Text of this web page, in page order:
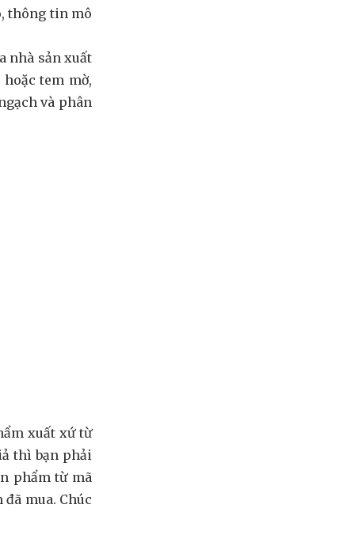
thông tin mô
nhà sản xuất
tem mờ,
và phân
xuất xứ từ
thì bạn phải
phẩm từ mã
mua. Chúc